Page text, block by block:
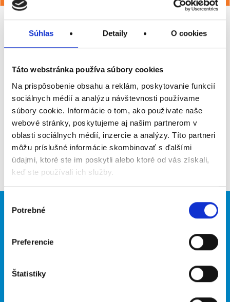
Súhlas Detaily O cookies
Táto webstránka používa súbory cookies
Na prispôsobenie obsahu a reklám, poskytovanie funkcií
sociálnych médií a analýzu návštevnosti používame
súbory cookie. Informácie o tom, ako používate naše
webové stránky, poskytujeme aj našim partnerom v
oblasti sociálnych médií, inzercie a analýzy. Títo partneri
môžu príslušné informácie skombinovať s ďalšími
údajmi, ktoré ste im poskytli alebo ktoré od vás získali,
keď ste používali ich služby.
súhlasu
Potrebné
Preferencie
Štatistiky
Poslať na email
Upozorniť na inzerát
Pridať do obľúbených
Späť
Brigádnici
Hľadané brigády
O portáli Naše ďalšie projekty